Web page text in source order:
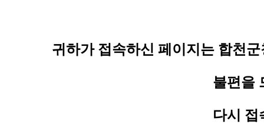
귀하가 접속하신 페이지는 합천
불편을
다시 접